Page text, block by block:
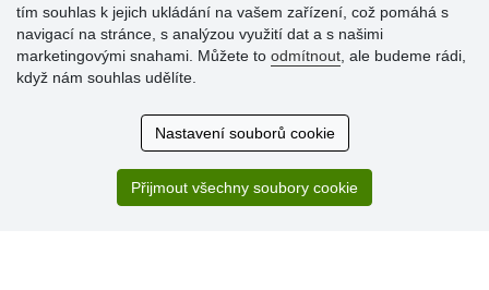
Hodnocení
zákazníků
Super obchod, kvalitní zboží za slušné ceny. Vřele
Sortiment za fajn ceny a hlavně super rychlé dodání. Moc
tím souhlas k jejich ukládání na vašem zařízení, což pomáhá s
navigací na stránce, s analýzou využití dat a s našimi
marketingovými snahami. Můžete to odmítnout , ale budeme rádi,
když nám souhlas udělíte.
Nastavení souborů cookie
Přijmout všechny soubory cookie